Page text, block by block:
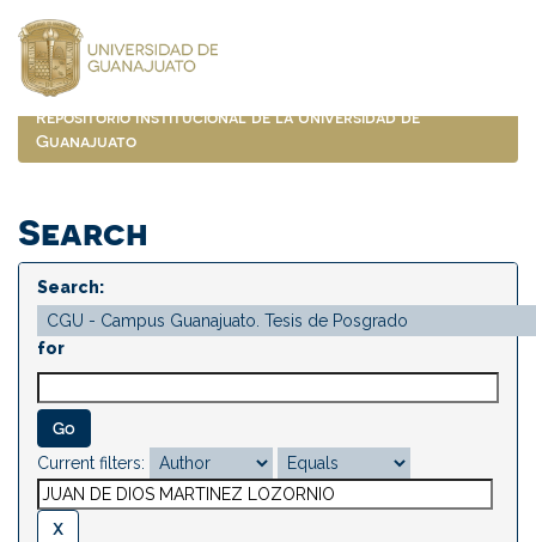
navigation
Repositorio Institucional de la Universidad de
Guanajuato
Search
Search:
for
Current filters: